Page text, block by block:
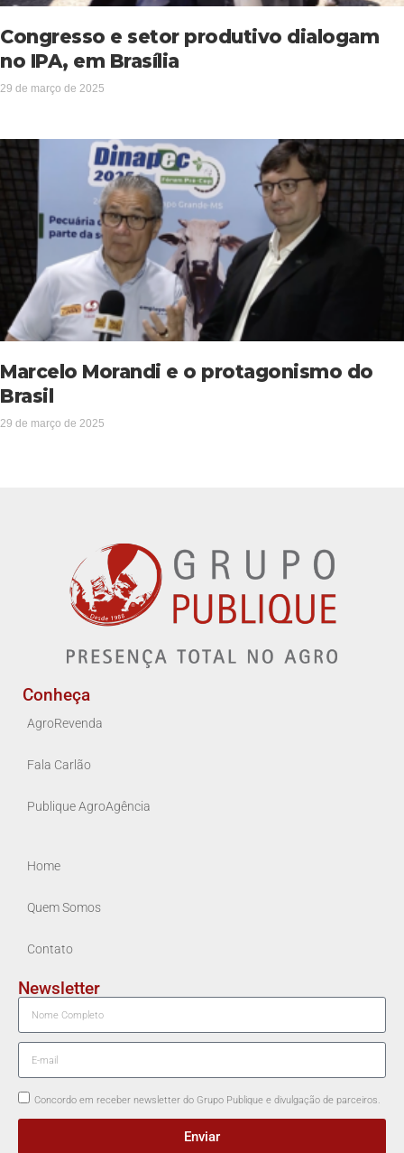
Congresso e setor produtivo dialogam
no IPA, em Brasília
29 de março de 2025
Marcelo Morandi e o protagonismo do
Brasil
29 de março de 2025
Conheça
AgroRevenda
Fala Carlão
Publique AgroAgência
Home
Quem Somos
Contato
Newsletter
Concordo em receber newsletter do Grupo Publique e divulgação de parceiros.
Enviar